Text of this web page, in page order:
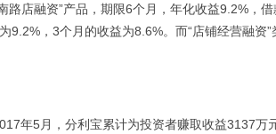
店融资”产品，期限6个月，年化收益9.2%，
9.2%，3个月的收益为8.6%。而“店铺经营融资
年5月，分利宝累计为投资者赚取收益3137万元